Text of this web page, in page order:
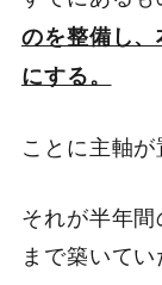
のを整備し
にする。
ことに主軸が
それが半年
まで築いて